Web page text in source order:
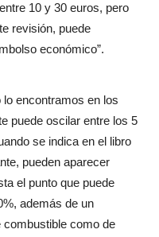
10 y 30 euros, pero
revisión, puede
económico”.
lo encontramos en los
puede oscilar entre los 5
se indica en el libro
pueden aparecer
el punto que puede
además de un
combustible como de